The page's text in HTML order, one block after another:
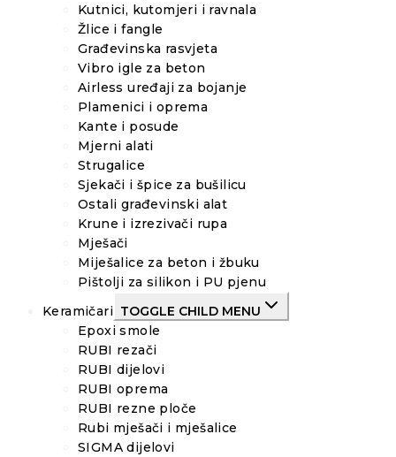
Kutnici, kutomjeri i ravnala
Žlice i fangle
Građevinska rasvjeta
Vibro igle za beton
Airless uređaji za bojanje
Plamenici i oprema
Kante i posude
Mjerni alati
Strugalice
Sjekači i špice za bušilicu
Ostali građevinski alat
Krune i izrezivači rupa
Mješači
Miješalice za beton i žbuku
Pištolji za silikon i PU pjenu
Keramičari TOGGLE CHILD MENU
Epoxi smole
RUBI rezači
RUBI dijelovi
RUBI oprema
RUBI rezne ploče
Rubi mješači i mješalice
SIGMA dijelovi